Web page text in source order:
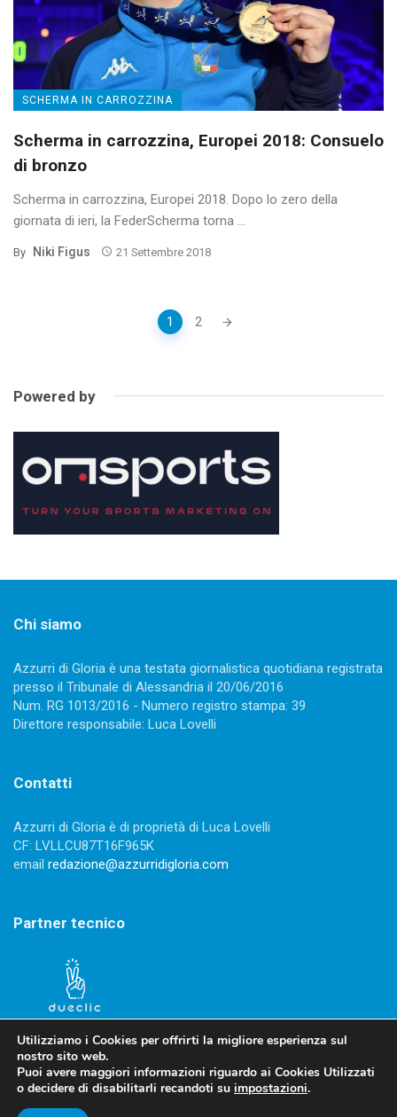
SCHERMA IN CARROZZINA
Scherma in carrozzina, Europei 2018: Consuelo
di bronzo
Scherma in carrozzina, Europei 2018. Dopo lo zero della
giornata di ieri, la FederScherma torna ...
By Niki Figus 21 Settembre 2018
1 2
Powered by
Chi siamo
Azzurri di Gloria è una testata giornalistica quotidiana registrata
presso il Tribunale di Alessandria il 20/06/2016
Num. RG 1013/2016 - Numero registro stampa: 39
Direttore responsabile: Luca Lovelli
Contatti
Azzurri di Gloria è di proprietà di Luca Lovelli
CF: LVLLCU87T16F965K
email redazione@azzurridigloria.com
Partner tecnico
Privacy Policy-Cookies Policy
Utilizziamo i Cookies per offrirti la migliore esperienza sul
nostro sito web.
Puoi avere maggiori informazioni riguardo ai Cookies Utilizzati
o decidere di disabilitarli recandoti su impostazioni.